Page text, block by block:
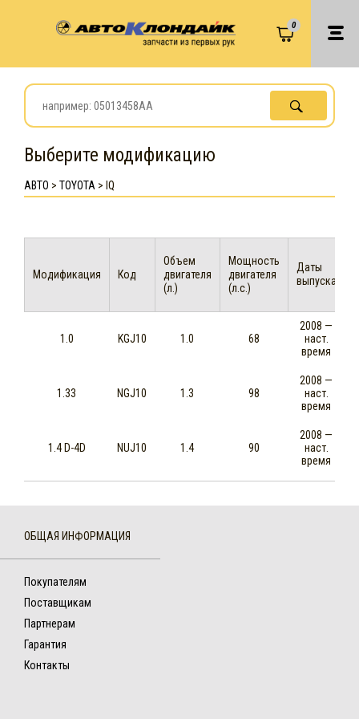
0
Выберите модификацию
АВТО > TOYOTA > IQ
Модификация Код
Объем
двигателя
(л.)
Мощность
двигателя
(л.с.)
Даты
выпуска
1.0 KGJ10 1.0 68
2008 —
наст.
время
1.33 NGJ10 1.3 98
2008 —
наст.
время
1.4 D-4D NUJ10 1.4 90
2008 —
наст.
время
ОБЩАЯ ИНФОРМАЦИЯ
Покупателям
Поставщикам
Партнерам
Гарантия
Контакты